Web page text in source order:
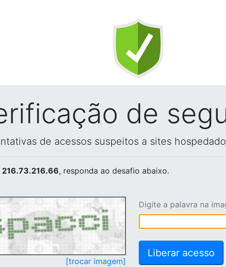
de
de acessos suspeitos a sites
216.73.216.66, responda ao desafio abaixo.
[trocar imagem]
Digite a palavra na